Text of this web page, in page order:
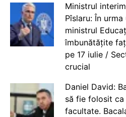
Ministrul
Pîslaru: În
ministrul
îmbunătățite
pe 17 iulie /
crucial
Daniel David:
să fie folosit
facultate.